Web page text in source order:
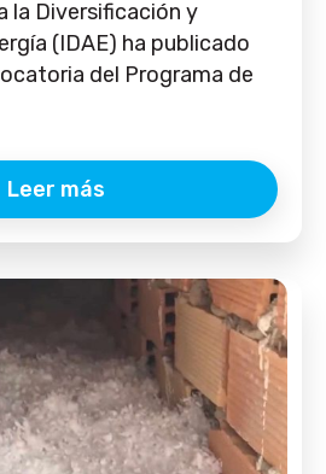
la Diversificación y
(IDAE) ha publicado
del Programa de
Leer más